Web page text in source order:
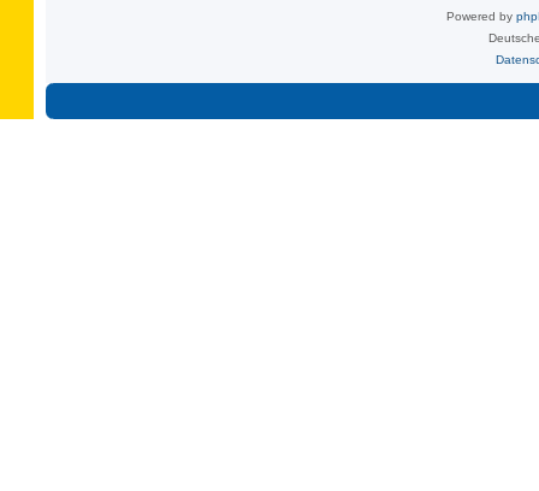
Powered by